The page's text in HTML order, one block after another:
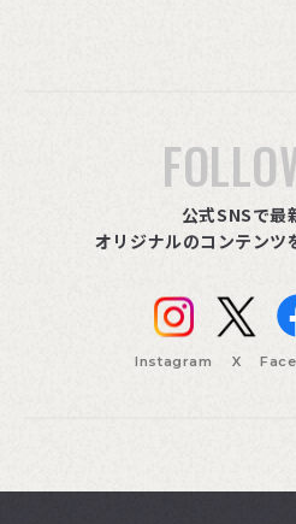
公式SNSで最
オリジナルのコンテンツ
Instagram X